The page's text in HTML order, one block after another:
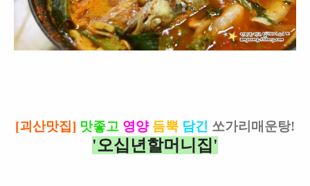
[괴산맛집] 맛좋고 영양 듬뿍 담긴 쏘가리매운탕!
'오십년할머니집'